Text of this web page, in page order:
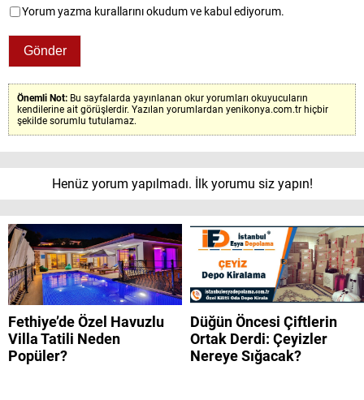
Yorum yazma kurallarını okudum ve kabul ediyorum.
Önemli Not: Bu sayfalarda yayınlanan okur yorumları okuyucuların
kendilerine ait görüşlerdir. Yazılan yorumlardan yenikonya.com.tr hiçbir
şekilde sorumlu tutulamaz.
Henüz yorum yapılmadı. İlk yorumu siz yapın!
Fethiye’de Özel Havuzlu
Villa Tatili Neden
Popüler?
Düğün Öncesi Çiftlerin
Ortak Derdi: Çeyizler
Nereye Sığacak?